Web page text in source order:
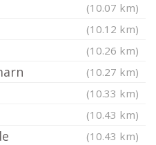
(10.07 km)
(10.12 km)
(10.26 km)
(10.27 km)
(10.33 km)
(10.43 km)
(10.43 km)